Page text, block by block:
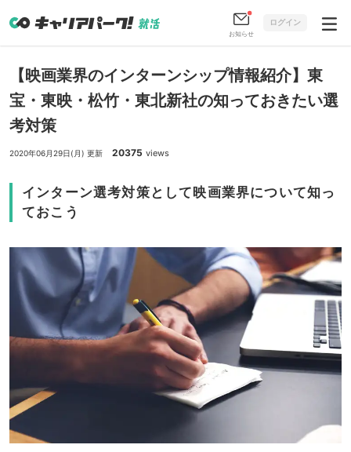
お知らせ
ログイン
【映画業界のインターンシップ情報紹介】東
宝・東映・松竹・東北新社の知っておきたい選
考対策
2020年06月29日(月) 更新 20375 views
インターン選考対策として映画業界について知っ
ておこう